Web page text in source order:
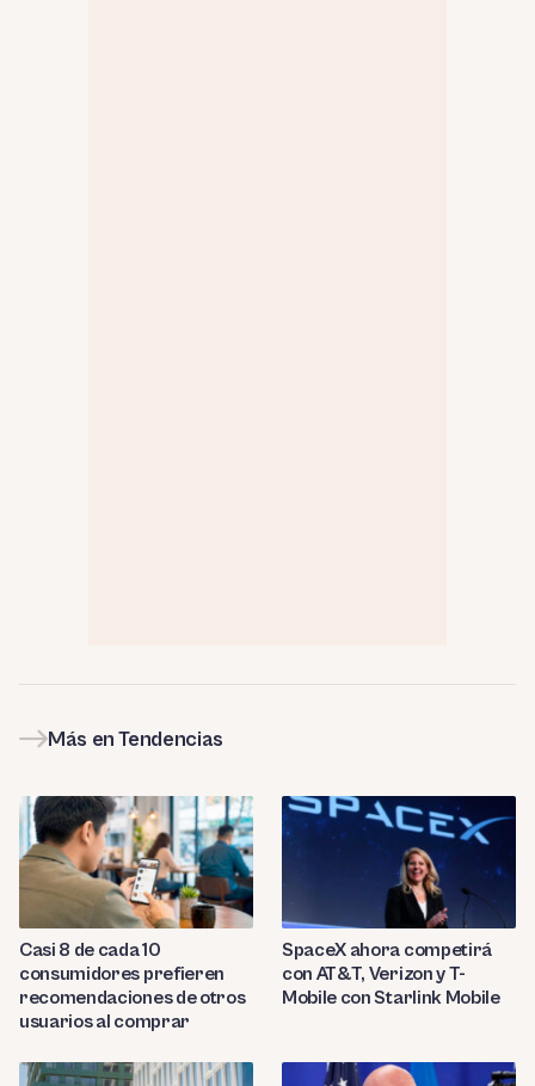
Más en Tendencias
Casi 8 de cada 10
consumidores prefieren
recomendaciones de otros
usuarios al comprar
SpaceX ahora competirá
con AT&T, Verizon y T-
Mobile con Starlink Mobile